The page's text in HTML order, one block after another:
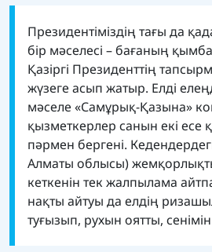
Президентіміздің тағы да
бір мәселесі – бағаның
Қазіргі Президенттің
жүзеге асып жатыр. Елді
мәселе «Самұрық-Қазына»
қызметкерлер санын екі есе
пәрмен бергені.
Алматы облысы)
кеткенін тек жалпылама
нақты айтуы да елдің
туғызып, рухын оятты, сенімін